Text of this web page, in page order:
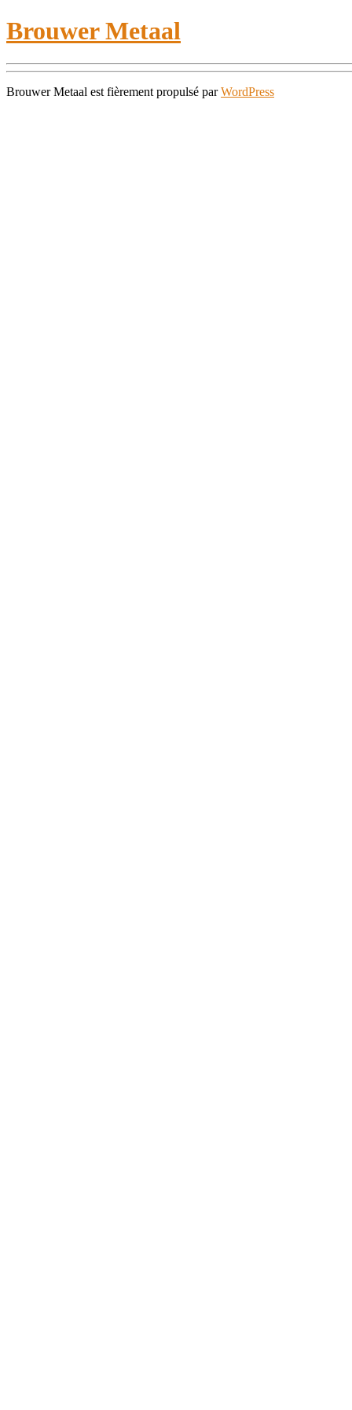
Brouwer Metaal
Brouwer Metaal est fièrement propulsé parWordPress